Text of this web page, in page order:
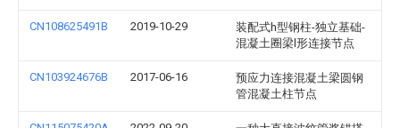
CN108625491B 2019-10-29
装配式h型钢柱-独立基础-
混凝土圈梁l形连接节点
CN103924676B 2017-06-16
预应力连接混凝土梁圆钢
管混凝土柱节点